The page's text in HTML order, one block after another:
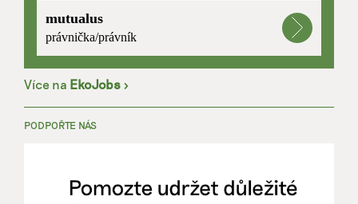
mutualus
právnička/právník
Více na EkoJobs >
PODPOŘTE NÁS